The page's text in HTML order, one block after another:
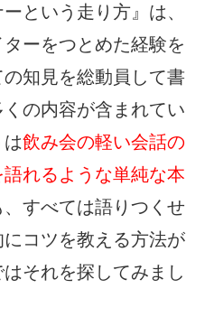
という走り方』は、
ーをつとめた経験を
知見を総動員して書
の内容が含まれてい
飲み会の軽い会話の
れるような単純な本
、すべては語りつくせ
コツを教える方法が
それを探してみまし